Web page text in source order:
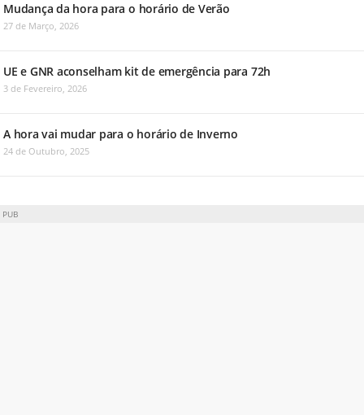
Mudança da hora para o horário de Verão
27 de Março, 2026
UE e GNR aconselham kit de emergência para 72h
3 de Fevereiro, 2026
A hora vai mudar para o horário de Inverno
24 de Outubro, 2025
PUB